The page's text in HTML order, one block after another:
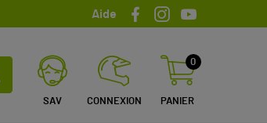
Aide
SAV CONNEXION PANIER
0